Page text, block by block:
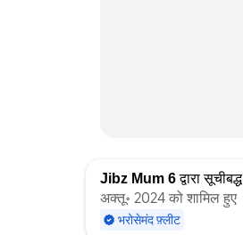
Jibz Mum 6द्वारा सूचीबद्ध
अक्तू॰ 2024 को शामिल हुए
भरोसेमंद फ़्लीट